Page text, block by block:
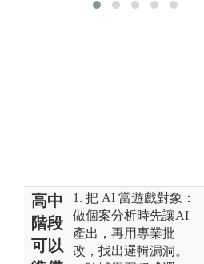
高中
階段
可以
1. 把 AI 當遊戲對象：
做個案分析時先讓AI
產出，再用專業批
改，找出邏輯漏洞。